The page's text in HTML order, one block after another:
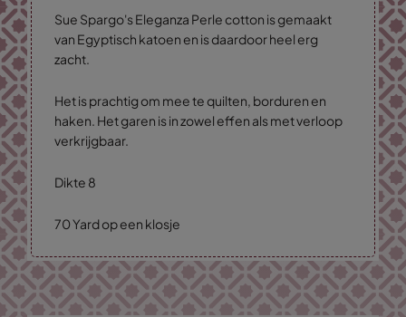
Sue Spargo's Eleganza Perle cotton is gemaakt
van Egyptisch katoen en is daardoor heel erg
zacht.
Het is prachtig om mee te quilten, borduren en
haken. Het garen is in zowel effen als met verloop
verkrijgbaar.
Dikte 8
70 Yard op een klosje